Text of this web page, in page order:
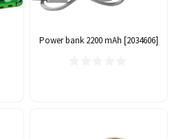
Power bank 2200 mAh [2034606]